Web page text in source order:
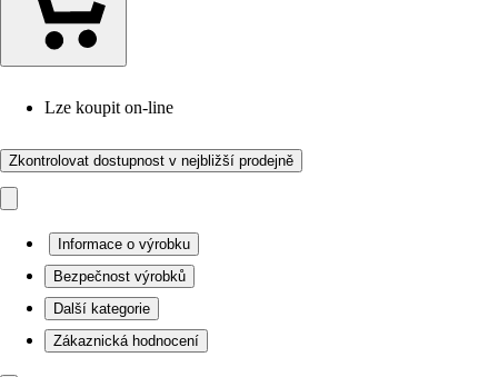
Lze koupit on-line
Zkontrolovat dostupnost v nejbližší prodejně
Informace o výrobku
Bezpečnost výrobků
Další kategorie
Zákaznická hodnocení